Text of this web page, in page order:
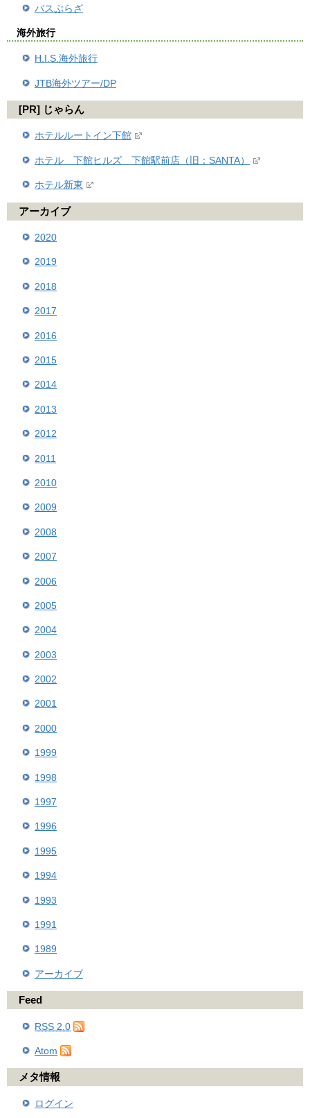
バスぷらざ
海外旅行
H.I.S.海外旅行
JTB海外ツアー/DP
[PR] じゃらん
ホテルルートイン下館
ホテル 下館ヒルズ 下館駅前店（旧：SANTA）
ホテル新東
アーカイブ
2020
2019
2018
2017
2016
2015
2014
2013
2012
2011
2010
2009
2008
2007
2006
2005
2004
2003
2002
2001
2000
1999
1998
1997
1996
1995
1994
1993
1991
1989
アーカイブ
Feed
RSS 2.0
Atom
メタ情報
ログイン